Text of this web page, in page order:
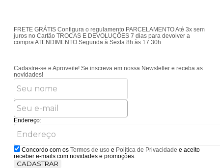
FRETE GRÁTISConfigura o regulamento PARCELAMENTOAté 3x sem
juros no Cartão TROCAS E DEVOLUÇÕES7 dias para devolver a
compra ATENDIMENTOSegunda à Sexta 8h às 17:30h
Cadastre-se e Aproveite!Se inscreva em nossa Newsletter e receba as
novidades!
Endereço:
Concordo com osTermos de uso e Politica de Privacidade e aceito
receber e-mails com novidades e promoções.
CADASTRAR